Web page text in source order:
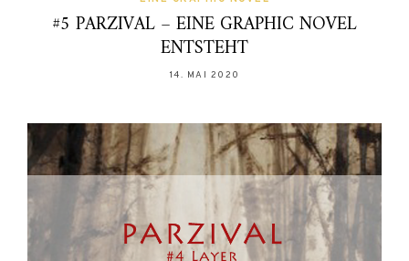
#5 PARZIVAL – EINE GRAPHIC NOVEL
ENTSTEHT
14. MAI 2020